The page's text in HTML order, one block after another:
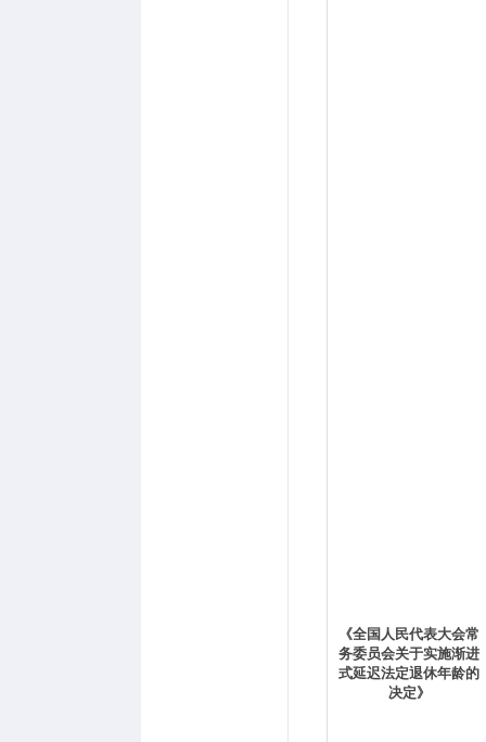
《全国人民代表大会常
务委员会关于实施渐进
式延迟法定退休年龄的
决定》